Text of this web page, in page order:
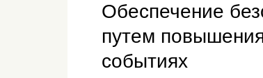
Обеспечение
путем
событиях